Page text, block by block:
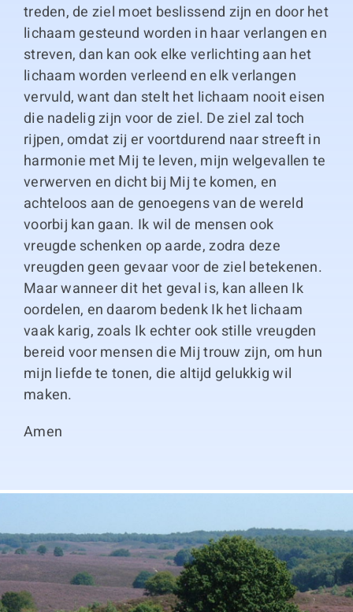
treden, de ziel moet beslissend zijn en door het
lichaam gesteund worden in haar verlangen en
streven, dan kan ook elke verlichting aan het
lichaam worden verleend en elk verlangen
vervuld, want dan stelt het lichaam nooit eisen
die nadelig zijn voor de ziel. De ziel zal toch
rijpen, omdat zij er voortdurend naar streeft in
harmonie met Mij te leven, mijn welgevallen te
verwerven en dicht bij Mij te komen, en
achteloos aan de genoegens van de wereld
voorbij kan gaan. Ik wil de mensen ook
vreugde schenken op aarde, zodra deze
vreugden geen gevaar voor de ziel betekenen.
Maar wanneer dit het geval is, kan alleen Ik
oordelen, en daarom bedenk Ik het lichaam
vaak karig, zoals Ik echter ook stille vreugden
bereid voor mensen die Mij trouw zijn, om hun
mijn liefde te tonen, die altijd gelukkig wil
maken.
Amen